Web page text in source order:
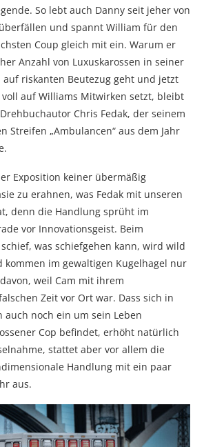
So lebt auch Danny seit jeher von
und spannt William für den
Coup gleich mit ein. Warum er
Anzahl von Luxuskarossen in seiner
auf riskanten Beutezug geht und jetzt
auf Williams Mitwirken setzt, bleibt
Chris Fedak, der seinem
Streifen „Ambulancen“ aus dem Jahr
Exposition keiner übermäßig
zu erahnen, was Fedak mit unseren
denn die Handlung sprüht im
vor Innovationsgeist. Beim
was schiefgehen kann, wird wild
im gewaltigen Kugelhagel nur
weil Cam mit ihrem
Zeit vor Ort war. Dass sich in
noch ein um sein Leben
Cop befindet, erhöht natürlich
stattet aber vor allem die
Handlung mit ein paar
aus.